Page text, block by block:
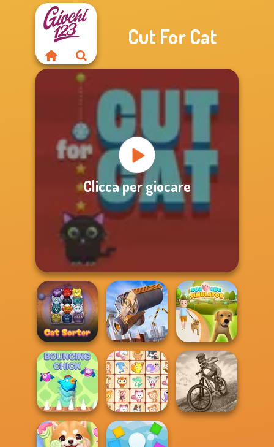
Cut For Cat
Clicca per giocare
Cat Sorter Puzzle
Construction
Ramp Jumping
Dog Life
Simulator